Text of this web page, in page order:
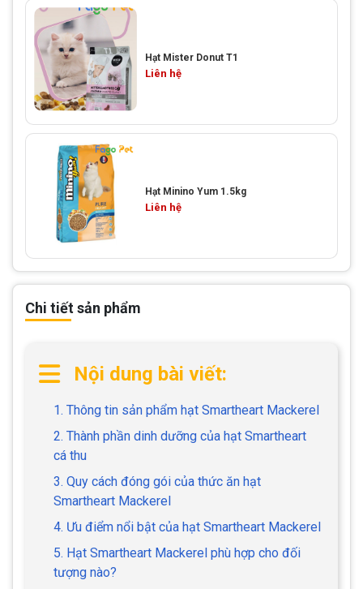
Chi tiết sản phẩm
Nội dung bài viết:
1. Thông tin sản phẩm hạt Smartheart Mackerel
2. Thành phần dinh dưỡng của hạt Smartheart
cá thu
3. Quy cách đóng gói của thức ăn hạt
Smartheart Mackerel
4. Ưu điểm nổi bật của hạt Smartheart Mackerel
5. Hạt Smartheart Mackerel phù hợp cho đối
tượng nào?
Hạt Mister Donut T1
Liên hệ
Hạt Minino Yum 1.5kg
Liên hệ